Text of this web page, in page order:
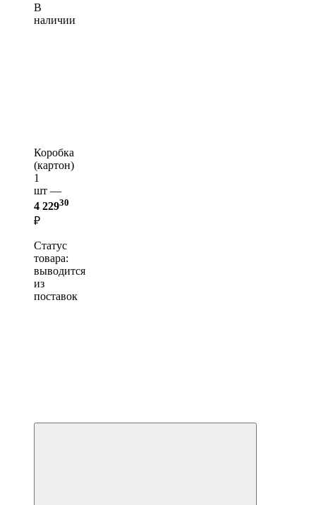
В
наличии
Коробка
(картон)
1
шт —
4 22930
₽
Статус
товара:
выводится
из
поставок